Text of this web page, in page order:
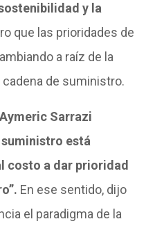
y la
que las prioridades de
a raíz de la
de suministro.
Aymeric Sarrazi
suministro está
costo a dar prioridad
En ese sentido, dijo
el paradigma de la